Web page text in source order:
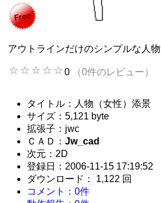
アウトラインだけのシンプルな人物
0 （0件のレビュー）
タイトル：人物（女性）添景
サイズ：5,121 byte
拡張子：jwc
ＣＡＤ：Jw_cad
次元：2D
登録日：2006-11-15 17:19:52
ダウンロード： 1,122 回
コメント：0件